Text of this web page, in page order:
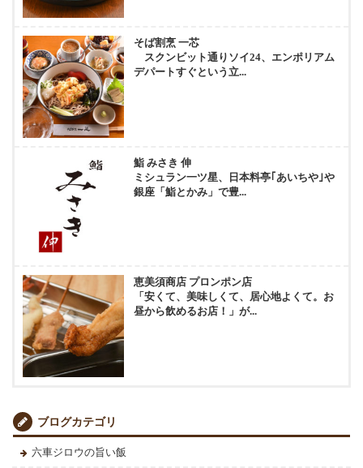
そば割烹 一芯
スクンビット通りソイ24、エンポリアム
デパートすぐという立...
鮨 みさき 伸
ミシュラン一ツ星、日本料亭｢あいちや｣や
銀座「鮨とかみ」で豊...
恵美須商店 プロンポン店
「安くて、美味しくて、居心地よくて。お
昼から飲めるお店！」が...
ブログカテゴリ
六車ジロウの旨い飯